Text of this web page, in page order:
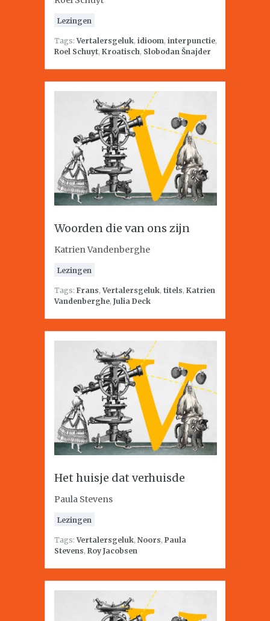
Lezingen
Tags:Vertalersgeluk, idioom, interpunctie,
Roel Schuyt, Kroatisch, Slobodan Šnajder
Woorden die van ons zijn
Katrien Vandenberghe
Lezingen
Tags: Frans,Vertalersgeluk, titels, Katrien
Vandenberghe, Julia Deck
Het huisje dat verhuisde
Paula Stevens
Lezingen
Tags:Vertalersgeluk, Noors, Paula
Stevens, Roy Jacobsen